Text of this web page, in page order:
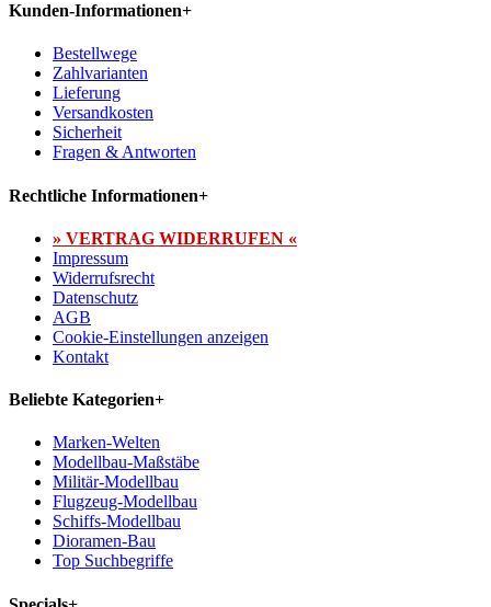
Kunden-Informationen+
Bestellwege
Zahlvarianten
Lieferung
Versandkosten
Sicherheit
Fragen & Antworten
Rechtliche Informationen+
» VERTRAG WIDERRUFEN «
Impressum
Widerrufsrecht
Datenschutz
AGB
Cookie-Einstellungen anzeigen
Kontakt
Beliebte Kategorien+
Marken-Welten
Modellbau-Maßstäbe
Militär-Modellbau
Flugzeug-Modellbau
Schiffs-Modellbau
Dioramen-Bau
Top Suchbegriffe